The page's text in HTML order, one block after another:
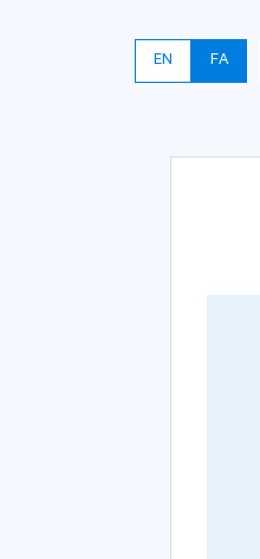
FA
EN